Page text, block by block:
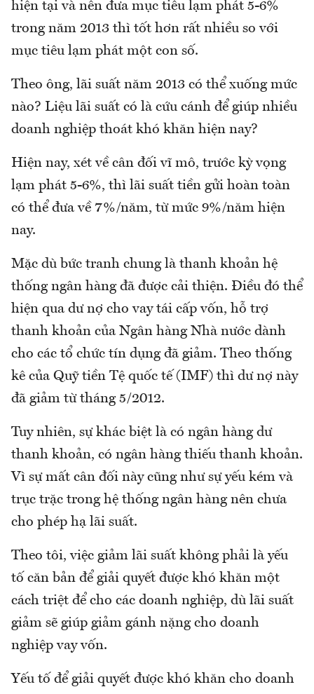
hiện tại và nên đưa mục tiêu lạm phát 5-6%
trong năm 2013 thì tốt hơn rất nhiều so với
mục tiêu lạm phát một con số.
Theo ông, lãi suất năm 2013 có thể xuống mức
nào? Liệu lãi suất có là cứu cánh để giúp nhiều
doanh nghiệp thoát khó khăn hiện nay?
Hiện nay, xét về cân đối vĩ mô, trước kỳ vọng
lạm phát 5-6%, thì lãi suất tiền gửi hoàn toàn
có thể đưa về 7%/năm, từ mức 9%/năm hiện
nay.
Mặc dù bức tranh chung là thanh khoản hệ
thống ngân hàng đã được cải thiện. Điều đó thể
hiện qua dư nợ cho vay tái cấp vốn, hỗ trợ
thanh khoản của Ngân hàng Nhà nước dành
cho các tổ chức tín dụng đã giảm. Theo thống
kê của Quỹ tiền Tệ quốc tế (IMF) thì dư nợ này
đã giảm từ tháng 5/2012.
Tuy nhiên, sự khác biệt là có ngân hàng dư
thanh khoản, có ngân hàng thiếu thanh khoản.
Vì sự mất cân đối này cũng như sự yếu kém và
trục trặc trong hệ thống ngân hàng nên chưa
cho phép hạ lãi suất.
Theo tôi, việc giảm lãi suất không phải là yếu
tố căn bản để giải quyết được khó khăn một
cách triệt để cho các doanh nghiệp, dù lãi suất
giảm sẽ giúp giảm gánh nặng cho doanh
nghiệp vay vốn.
Yếu tố để giải quyết được khó khăn cho doanh